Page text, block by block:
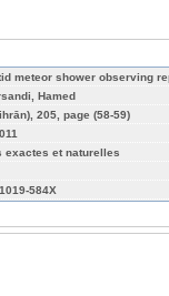
meteor shower observing
Hamed
205, page (58-59)
exactes et naturelles
584X